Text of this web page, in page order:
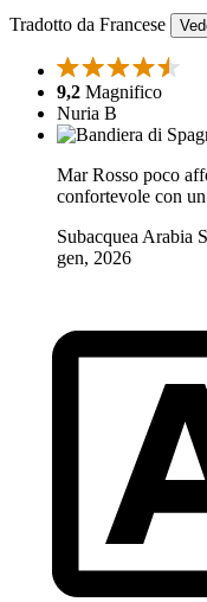
Tradotto da Francese
9,2 Magnifico
Nuria B
Mar Rosso poco
confortevole con
Subacquea Arabia
gen, 2026